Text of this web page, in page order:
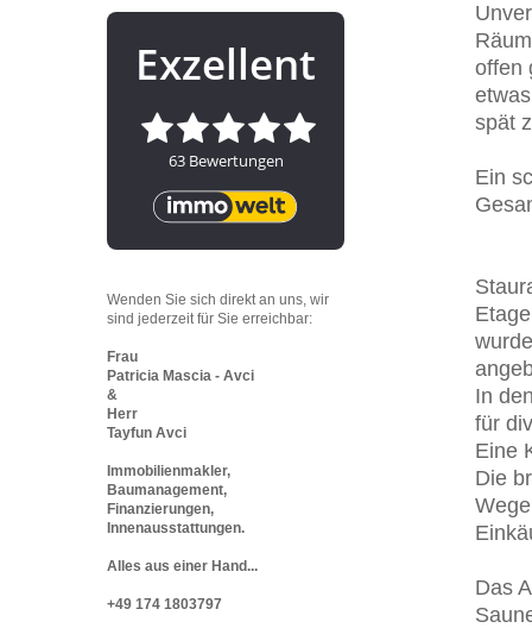
Wenden Sie sich direkt an uns, wir
sind jederzeit für Sie erreichbar:
Frau
Patricia Mascia - Avci
&
Herr
Tayfun Avci
Immobilienmakler,
Baumanagement,
Finanzierungen,
Innenausstattungen.
Alles aus einer Hand...
+49 174 1803797
offen
spät
Ein
In
für
Eine
Die
Das